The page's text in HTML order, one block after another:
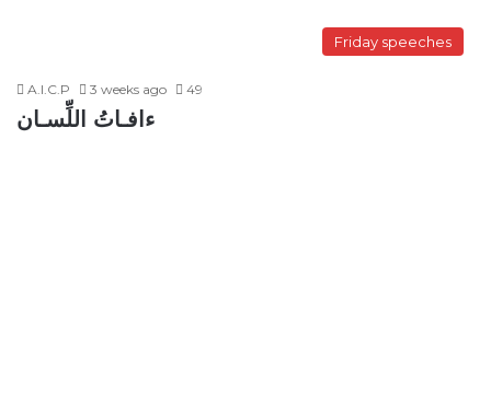
Friday speeches
A.I.C.P 3 weeks ago 49
ءافـاتُ اللِّسـان